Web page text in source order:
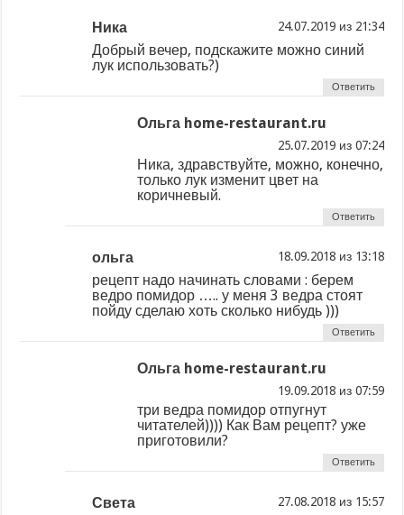
Ника из
Добрый вечер, подскажите можно синий
лук использовать?)
Ответить
Ольга home-restaurant.ru
из
Ника, здравствуйте, можно, конечно,
только лук изменит цвет на
коричневый.
Ответить
ольга из
рецепт надо начинать словами : берем
ведро помидор ….. у меня 3 ведра стоят
пойду сделаю хоть сколько нибудь )))
Ответить
Ольга home-restaurant.ru
из
три ведра помидор отпугнут
читателей)))) Как Вам рецепт? уже
приготовили?
Ответить
Света из